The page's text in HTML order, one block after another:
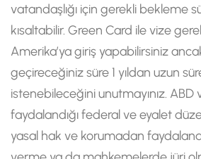
vatandaşlığı için gerekli bekleme
kısaltabilir. Green Card ile vize
Amerika’ya giriş yapabilirsiniz
geçireceğiniz süre 1 yıldan uzun
istenebileceğini unutmayınız. ABD
faydalandığı federal ve eyalet
yasal hak ve korumadan